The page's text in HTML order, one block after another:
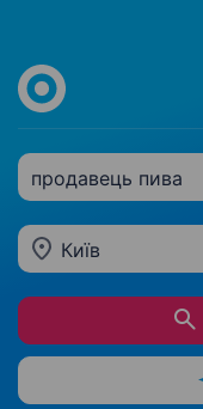
продавець пива
Київ